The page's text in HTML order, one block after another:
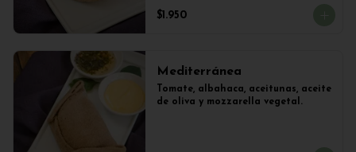
$1.950
Mediterránea
Tomate, albahaca, aceitunas, aceite
de oliva y mozzarella vegetal.